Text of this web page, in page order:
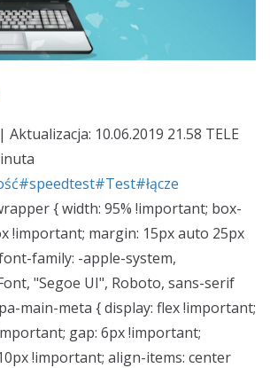
Aktualizacja: 10.06.2019 21.58 TELE
#speedtest#Test#łącze
{ width: 95% !important; box-
!important; margin: 15px auto 25px
family: -apple-system,
"Segoe UI", Roboto, sans-serif
main-meta { display: flex !important;
gap: 6px !important;
!important; align-items: center